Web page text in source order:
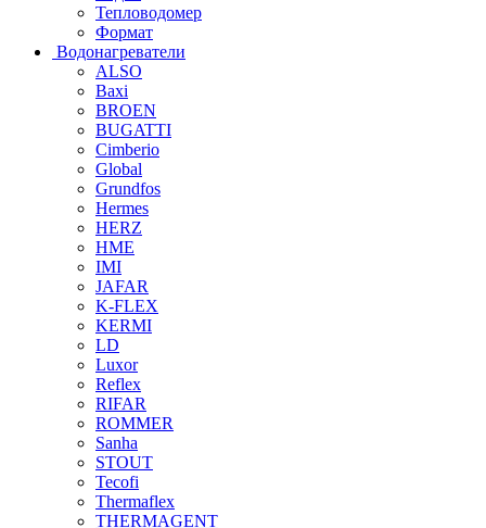
Тепловодомер
Формат
Водонагреватели
ALSO
Baxi
BROEN
BUGATTI
Cimberio
Global
Grundfos
Hermes
HERZ
HME
IMI
JAFAR
K-FLEX
KERMI
LD
Luxor
Reflex
RIFAR
ROMMER
Sanha
STOUT
Tecofi
Thermaflex
THERMAGENT